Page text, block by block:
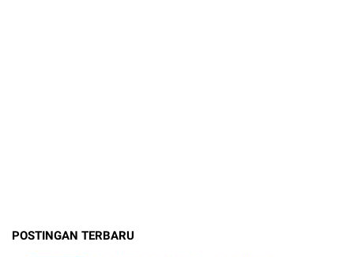
POSTINGAN TERBARU